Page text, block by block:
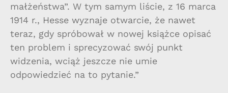
małżeństwa”. W tym samym liście, z 16 marca
1914 r., Hesse wyznaje otwarcie, że nawet
teraz, gdy spróbował w nowej książce opisać
ten problem i sprecyzować swój punkt
widzenia, wciąż jeszcze nie umie
odpowiedzieć na to pytanie.”